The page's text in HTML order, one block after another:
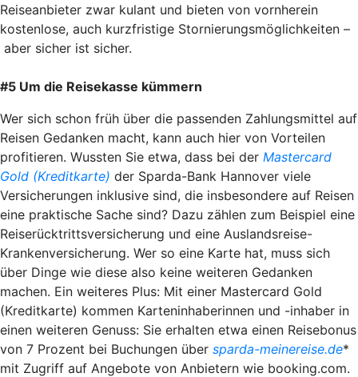
Reiseanbieter zwar kulant und bieten von vornherein
kostenlose, auch kurzfristige Stornierungsmöglichkeiten –
aber sicher ist sicher.
#5 Um die Reisekasse kümmern
Wer sich schon früh über die passenden Zahlungsmittel auf
Reisen Gedanken macht, kann auch hier von Vorteilen
profitieren. Wussten Sie etwa, dass bei der Mastercard
Gold (Kreditkarte) der Sparda-Bank Hannover viele
Versicherungen inklusive sind, die insbesondere auf Reisen
eine praktische Sache sind? Dazu zählen zum Beispiel eine
Reiserücktrittsversicherung und eine Auslandsreise-
Krankenversicherung. Wer so eine Karte hat, muss sich
über Dinge wie diese also keine weiteren Gedanken
machen. Ein weiteres Plus: Mit einer Mastercard Gold
(Kreditkarte) kommen Karteninhaberinnen und -inhaber in
einen weiteren Genuss: Sie erhalten etwa einen Reisebonus
von 7 Prozent bei Buchungen über sparda-meinereise.de*
mit Zugriff auf Angebote von Anbietern wie booking.com.